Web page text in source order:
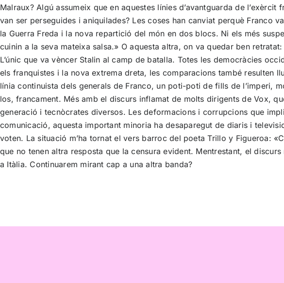
Malraux? Algú assumeix que en aquestes línies d’avantguarda de
van ser perseguides i aniquilades? Les coses han canviat perquè Franco
la Guerra Freda i la nova repartició del món en dos blocs. Ni els més
cuinin a la seva mateixa salsa.» O aquesta altra, on va quedar ben
L’únic que va vèncer Stalin al camp de batalla. Totes les democràcies
els franquistes i la nova extrema dreta, les comparacions també resulten
línia continuista dels generals de Franco, un poti-poti de fills de l’imperi,
los, francament. Més amb el discurs inflamat de molts dirigents de Vox,
generació i tecnòcrates diversos. Les deformacions i corrupcions que
comunicació, aquesta important minoria ha desaparegut de diaris i
voten. La situació m’ha tornat el vers barroc del poeta Trillo y Figueroa:
que no tenen altra resposta que la censura evident. Mentrestant, el
a Itàlia. Continuarem mirant cap a una altra banda?